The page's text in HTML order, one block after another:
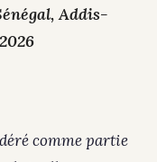
Addis-
comme partie